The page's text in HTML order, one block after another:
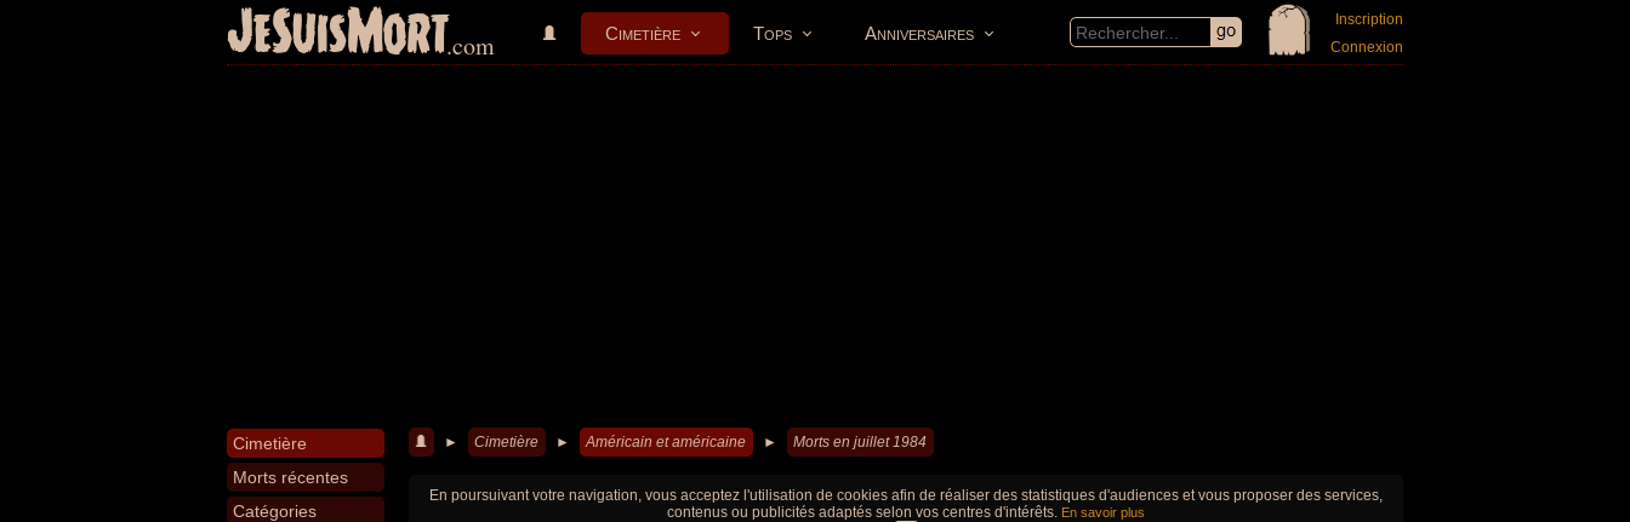
JeSuisMort.com Cimetière Tops Anniversaires
Inscription
Connexion
Cimetière
Morts récentes
Catégories
► Cimetière ► Américain et américaine ► Morts en juillet 1984
En poursuivant votre navigation, vous acceptez l'utilisation de cookies afin de réaliser des statistiques d'audiences et vous proposer des services,
contenus ou publicités adaptés selon vos centres d'intérêts. En savoir plus